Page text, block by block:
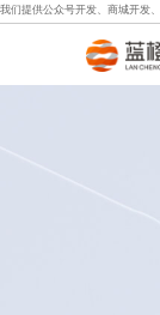
我们提供公众号开发、 商城开发、